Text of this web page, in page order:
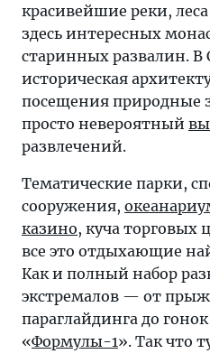
красивейшие реки,
здесь интересных
старинных развалин. В
историческая
посещения природные
просто невероятный
развлечений.
Тематические парки,
сооружения,
казино, куча торговых
все это отдыхающие
Как и полный набор
экстремалов — от
параглайдинга до
«Формулы-1». Так что